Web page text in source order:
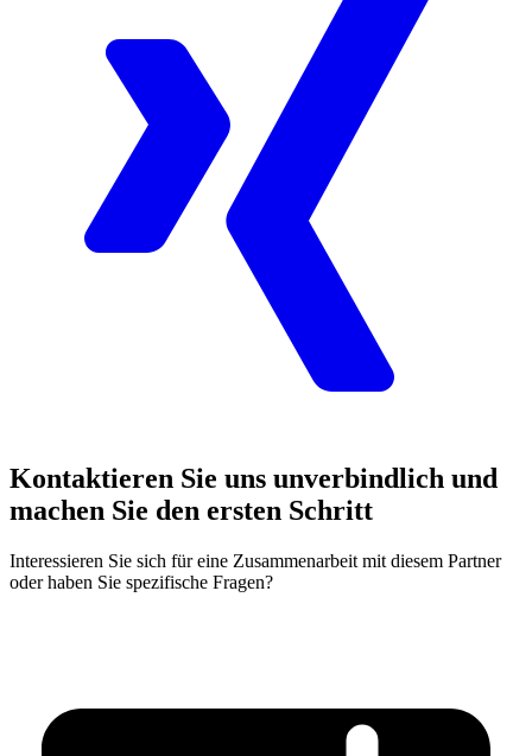
Kontaktieren Sie uns unverbindlich und
machen Sie den ersten Schritt
Interessieren Sie sich für eine Zusammenarbeit mit diesem Partner
oder haben Sie spezifische Fragen?